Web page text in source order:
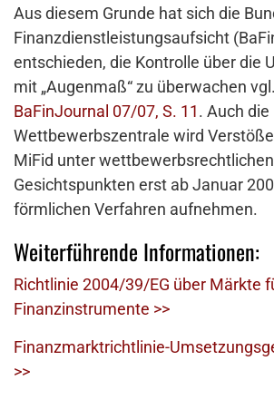
Aus diesem Grunde hat sich die
Finanzdienstleistungsaufsicht
entschieden, die Kontrolle über die
mit „Augenmaß“ zu überwachen vgl.
BaFinJournal 07/07, S. 11. Auch die
Wettbewerbszentrale wird
MiFid unter wettbewerbsrechtlichen
Gesichtspunkten erst ab Januar
förmlichen Verfahren aufnehmen.
Weiterführende Informationen:
Richtlinie 2004/39/EG über Märkte
Finanzinstrumente >>
Finanzmarktrichtlinie-
>>